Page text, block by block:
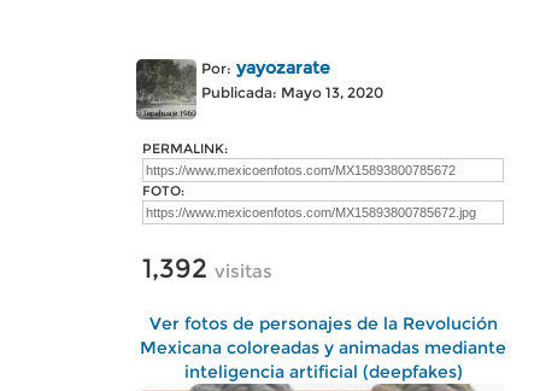
Por: yayozarate
Publicada: Mayo 13, 2020
PERMALINK:
FOTO:
1,392 visitas
Ver fotos de personajes de la Revolución
Mexicana coloreadas y animadas mediante
inteligencia artificial (deepfakes)